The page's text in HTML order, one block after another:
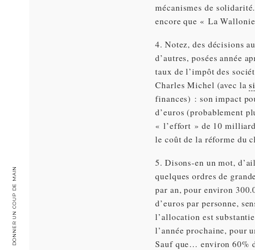
DONNER UN COUP DE MAIN
mécanismes de
encore que « La
4. Notez, des décisions
d’autres, posées année
taux de l’impôt des
Charles Michel (avec la
finances) : son impact
d’euros (probablement
« l’effort » de 10
le coût de la réforme du
5. Disons-en un mot,
quelques ordres de
par an, pour environ
d’euros par personne,
l’allocation est
l’année prochaine, pour
Sauf que… environ 60%